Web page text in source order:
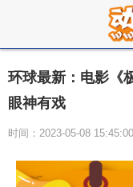
环球最新：电影《
眼神有戏
时间：2023-05-08